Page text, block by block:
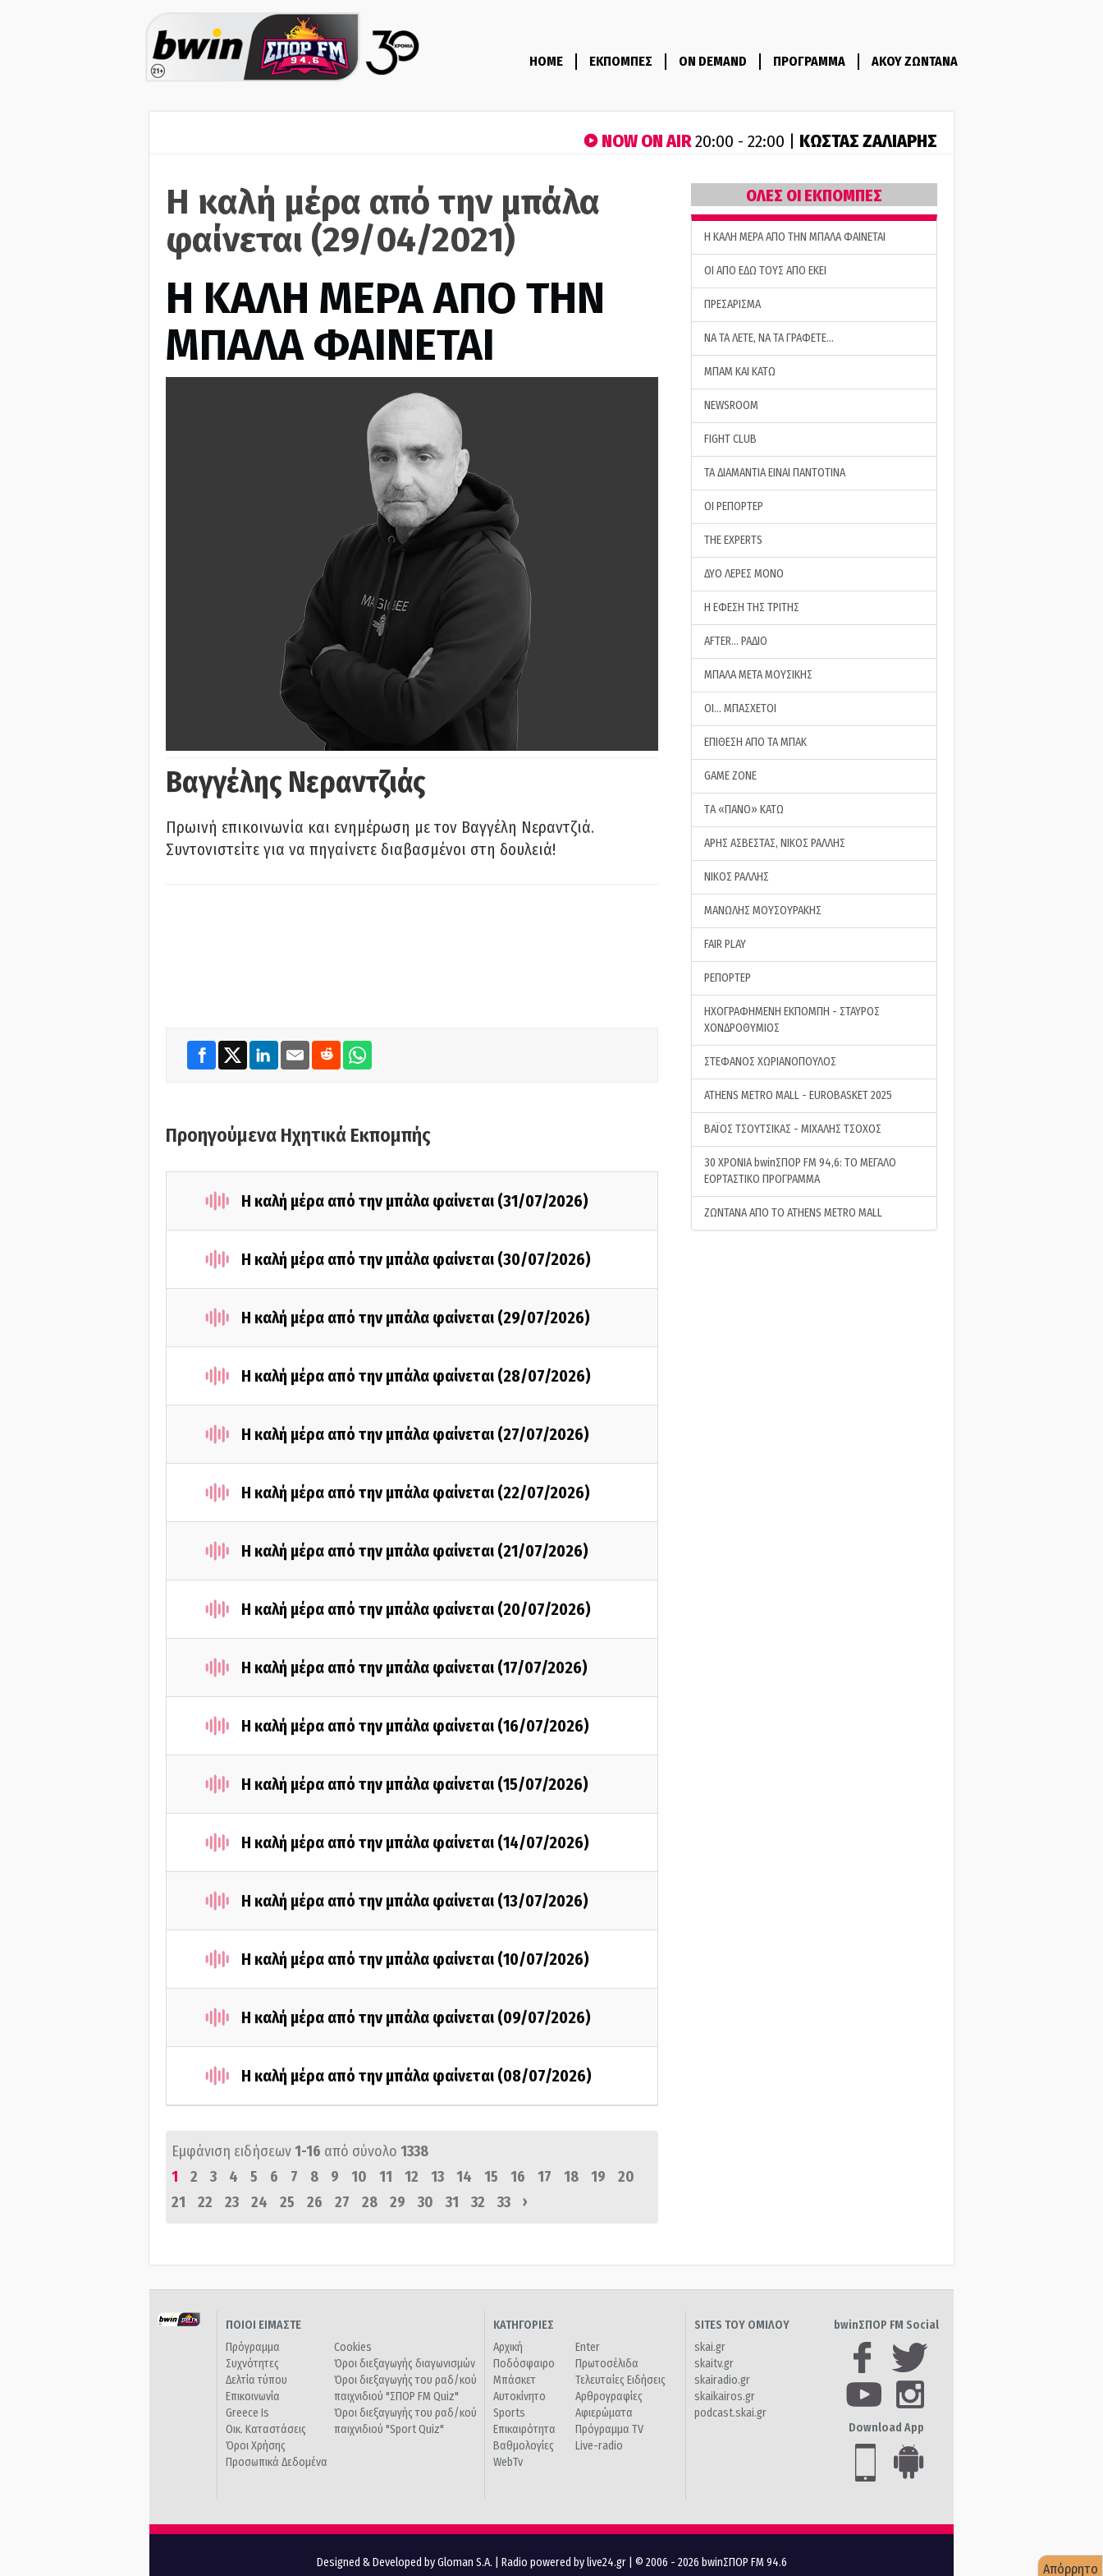
HOME ΕΚΠΟΜΠΕΣ ON DEMAND ΠΡΟΓΡΑΜΜΑ ΑΚΟΥ ΖΩΝΤΑΝΑ
NOW ON AIR20:00 - 22:00 | ΚΩΣΤΑΣ ΖΑΛΙΑΡΗΣ
Η καλή μέρα από την μπάλα
φαίνεται (29/04/2021)
H ΚΑΛΗ ΜΕΡΑ ΑΠΟ ΤΗΝ
ΜΠΑΛΑ ΦΑΙΝΕΤΑΙ
Βαγγέλης Νεραντζιάς
Πρωινή επικοινωνία και ενημέρωση με τον Βαγγέλη Νεραντζιά.
Συντονιστείτε για να πηγαίνετε διαβασμένοι στη δουλειά!
Προηγούμενα Ηχητικά Εκπομπής
Η καλή μέρα από την μπάλα φαίνεται (31/07/2026)
Η καλή μέρα από την μπάλα φαίνεται (30/07/2026)
Η καλή μέρα από την μπάλα φαίνεται (29/07/2026)
Η καλή μέρα από την μπάλα φαίνεται (28/07/2026)
Η καλή μέρα από την μπάλα φαίνεται (27/07/2026)
Η καλή μέρα από την μπάλα φαίνεται (22/07/2026)
Η καλή μέρα από την μπάλα φαίνεται (21/07/2026)
Η καλή μέρα από την μπάλα φαίνεται (20/07/2026)
Η καλή μέρα από την μπάλα φαίνεται (17/07/2026)
Η καλή μέρα από την μπάλα φαίνεται (16/07/2026)
Η καλή μέρα από την μπάλα φαίνεται (15/07/2026)
Η καλή μέρα από την μπάλα φαίνεται (14/07/2026)
Η καλή μέρα από την μπάλα φαίνεται (13/07/2026)
Η καλή μέρα από την μπάλα φαίνεται (10/07/2026)
Η καλή μέρα από την μπάλα φαίνεται (09/07/2026)
Η καλή μέρα από την μπάλα φαίνεται (08/07/2026)
Εμφάνιση ειδήσεων1-16 από σύνολο 1338
1
2 3 4 5 6 7 8 9 10 11 12 13 14 15 16 17 18 19
20
21
22 23 24 25 26 27 28 29 30 31 32 33 ›
ΟΛΕΣ ΟΙ ΕΚΠΟΜΠΕΣ
H ΚΑΛΗ ΜΕΡΑ ΑΠΟ ΤΗΝ ΜΠΑΛΑ ΦΑΙΝΕΤΑΙ
ΟΙ ΑΠΟ ΕΔΩ ΤΟΥΣ ΑΠΟ ΕΚΕΙ
ΠΡΕΣΑΡΙΣΜΑ
ΝΑ ΤΑ ΛΕΤΕ, ΝΑ ΤΑ ΓΡΑΦΕΤΕ…
ΜΠΑΜ ΚΑΙ ΚΑΤΩ
NEWSROOM
FIGHT CLUB
ΤΑ ΔΙΑΜΑΝΤΙΑ ΕΙΝΑΙ ΠΑΝΤΟΤΙΝΑ
ΟΙ ΡΕΠΟΡΤΕΡ
THE EXPERTS
ΔΥΟ ΛΕΡΕΣ ΜΟΝΟ
Η ΕΦΕΣΗ ΤΗΣ ΤΡΙΤΗΣ
AFTER… ΡΑΔΙΟ
ΜΠΑΛΑ ΜΕΤΑ ΜΟΥΣΙΚΗΣ
ΟΙ… ΜΠΑΣΧΕΤΟΙ
ΕΠΙΘΕΣΗ ΑΠΟ ΤΑ ΜΠΑΚ
GAME ZONE
ΤA «ΠΑΝΟ» ΚΑΤΩ
ΑΡΗΣ ΑΣΒΕΣΤΑΣ, ΝΙΚΟΣ ΡΑΛΛΗΣ
ΝΙΚΟΣ ΡΑΛΛΗΣ
ΜΑΝΩΛΗΣ ΜΟΥΣΟΥΡΑΚΗΣ
FAIR PLAY
ΡΕΠΟΡΤΕΡ
ΗΧΟΓΡΑΦΗΜΕΝΗ ΕΚΠΟΜΠΗ - ΣΤΑΥΡΟΣ
ΧΟΝΔΡΟΘΥΜΙΟΣ
ΣΤΕΦΑΝΟΣ ΧΩΡΙΑΝΟΠΟΥΛΟΣ
ATHENS METRO MALL - EUROBASKET 2025
ΒΑΪΟΣ ΤΣΟΥΤΣΙΚΑΣ - ΜΙΧΑΛΗΣ ΤΣΟΧΟΣ
30 ΧΡΟΝΙΑ bwinΣΠΟΡ FM 94,6: ΤΟ ΜΕΓΑΛΟ
ΕΟΡΤΑΣΤΙΚΟ ΠΡΟΓΡΑΜΜΑ
ΖΩΝΤΑΝΑ ΑΠΟ ΤΟ ATHENS METRO MALL
ΠΟΙΟΙ ΕΙΜΑΣΤΕ
Πρόγραμμα
Συχνότητες
Δελτία τύπου
Επικοινωνία
Greece Is
Οικ. Καταστάσεις
Όροι Χρήσης
Προσωπικά Δεδομένα
Cookies
Όροι διεξαγωγής διαγωνισμών
Όροι διεξαγωγής του ραδ/κού
παιχνιδιού "ΣΠΟΡ FM Quiz"
Όροι διεξαγωγής του ραδ/κού
παιχνιδιού "Sport Quiz"
ΚΑΤΗΓΟΡΙΕΣ
Αρχική
Ποδόσφαιρο
Μπάσκετ
Αυτοκίνητο
Sports
Επικαιρότητα
Βαθμολογίες
WebTv
Enter
Πρωτοσέλιδα
Τελευταίες Ειδήσεις
Αρθρογραφίες
Αφιερώματα
Πρόγραμμα TV
Live-radio
SITES ΤΟΥ ΟΜΙΛΟΥ
skai.gr
skaitv.gr
skairadio.gr
skaikairos.gr
podcast.skai.gr
bwinΣΠΟΡ FM Social
Download App
Designed & Developed by Gloman S.A. Radio powered by live24.gr | © 2006 - 2026 bwinΣΠΟΡ FM 94.6 Απόρρητο